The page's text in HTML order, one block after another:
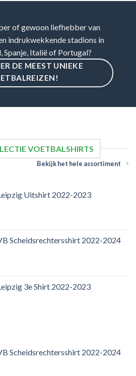
of gewoon liefhebber van
indrukwekkende stadions in
Spanje, Italië of Portugal?
DE MEEST UNIEKE
VOETBALSHIRTS
Bekijk het hele assortiment
Uitshirt 2022-2023
Scheidsrechtersshirt 2022-2024
3e Shirt 2022-2023
Scheidsrechtersshirt 2022-2024